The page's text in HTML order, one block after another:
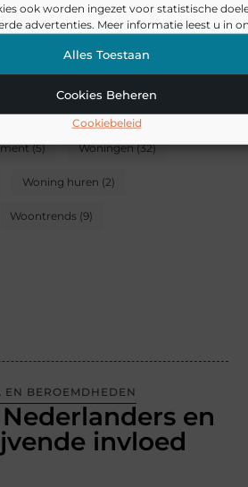
ook worden ingezet voor statistische
advertenties. Meer informatie leest u in
Alles Toestaan
Cookies Beheren
Cookiebeleid
Tuinieren (5)
(3) Winkels(4)
(5) Woningen(32)
Woning huren (2)
Woontrends (9)
EN BEROEMDHEDEN
en
invloed